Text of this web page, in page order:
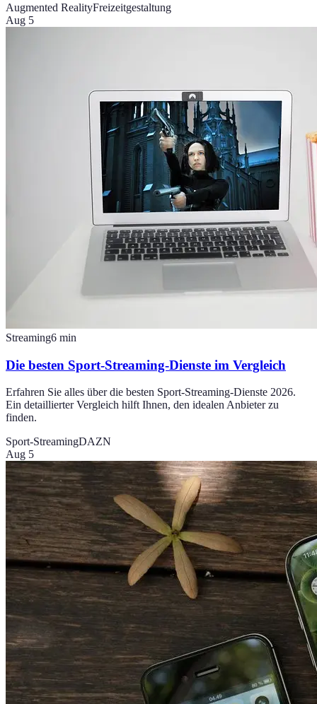
Augmented RealityFreizeitgestaltung
Aug 5
Streaming6 min
Die besten Sport-Streaming-Dienste im Vergleich
Erfahren Sie alles über die besten Sport-Streaming-Dienste 2026.
Ein detaillierter Vergleich hilft Ihnen, den idealen Anbieter zu
finden.
Sport-StreamingDAZN
Aug 5